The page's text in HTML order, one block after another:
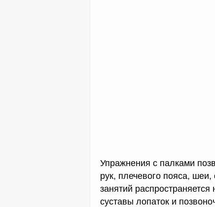
Упражнения с палками
рук, плечевого пояса,
занятий
суставы лопаток и